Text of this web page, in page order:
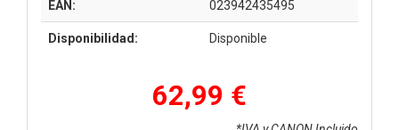
EAN: 023942435495
Disponibilidad: Disponible
62,99 €